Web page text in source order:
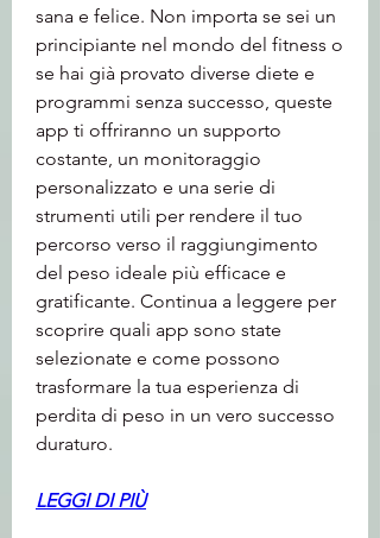
sana e felice. Non importa se sei un
principiante nel mondo del fitness o
se hai già provato diverse diete e
programmi senza successo, queste
app ti offriranno un supporto
costante, un monitoraggio
personalizzato e una serie di
strumenti utili per rendere il tuo
percorso verso il raggiungimento
del peso ideale più efficace e
gratificante. Continua a leggere per
scoprire quali app sono state
selezionate e come possono
trasformare la tua esperienza di
perdita di peso in un vero successo
duraturo.
LEGGI DI PIÙ